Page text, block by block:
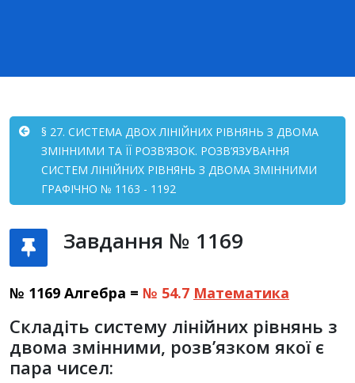
§ 27. СИСТЕМА ДВОХ ЛІНІЙНИХ РІВНЯНЬ З ДВОМА
ЗМІННИМИ ТА ЇЇ РОЗВ’ЯЗОК. РОЗВ’ЯЗУВАННЯ
СИСТЕМ ЛІНІЙНИХ РІВНЯНЬ З ДВОМА ЗМІННИМИ
ГРАФІЧНО № 1163 - 1192
Завдання № 1169
№ 1169 Алгебра = № 54.7 Математика
Складіть систему лінійних рівнянь з
двома змінними, розв’язком якої є
пара чисел: